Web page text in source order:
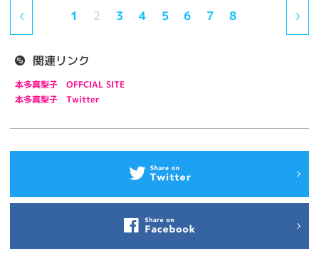
1 2 3 4 5 6 7 8
関連リンク
本多真梨子 OFFCIAL SITE
本多真梨子 Twitter